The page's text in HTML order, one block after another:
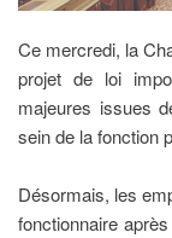
Ce mercredi, la
projet de loi
majeures issues
sein de la fonction
Désormais, les
fonctionnaire